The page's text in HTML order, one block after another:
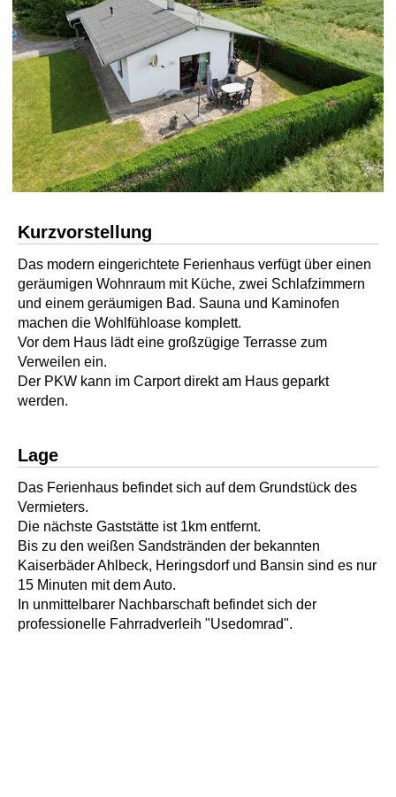
Kurzvorstellung
Das modern eingerichtete Ferienhaus verfügt über einen
geräumigen Wohnraum mit Küche, zwei Schlafzimmern
und einem geräumigen Bad. Sauna und Kaminofen
machen die Wohlfühloase komplett.
Vor dem Haus lädt eine großzügige Terrasse zum
Verweilen ein.
Der PKW kann im Carport direkt am Haus geparkt
werden.
Lage
Das Ferienhaus befindet sich auf dem Grundstück des
Vermieters.
Die nächste Gaststätte ist 1km entfernt.
Bis zu den weißen Sandstränden der bekannten
Kaiserbäder Ahlbeck, Heringsdorf und Bansin sind es nur
15 Minuten mit dem Auto.
In unmittelbarer Nachbarschaft befindet sich der
professionelle Fahrradverleih "Usedomrad".